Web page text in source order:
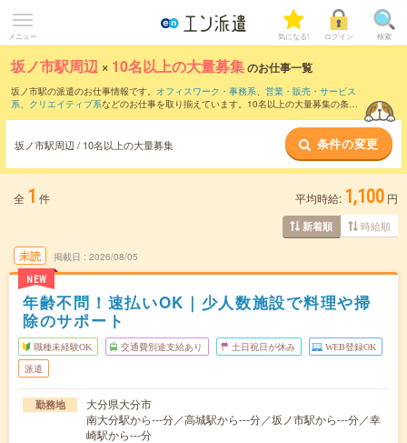
メニュー 気になる! ログイン 検索
坂ノ市駅周辺 × 10名以上の大量募集のお仕事一覧
坂ノ市駅の派遣のお仕事情報です。 オフィスワーク・事務系、 営業・販売・サービス
系、 クリエイティブ系などのお仕事を取り揃えています。10名以上の大量募集の条件
坂ノ市駅周辺 / 10名以上の大量募集 条件の変更
全 1 件 平均時給: 1,100 円
新着順 時給順
未読
NEW
掲載日 2026/08/05
年齢不問！速払いOK｜少人数施設で料理や掃
除のサポート
職種未経験OK 交通費別途支給あり 土日祝日が休み WEB登録OK
派遣
勤務地
大分県大分市
南大分駅から---分／高城駅から---分／坂ノ市駅から---分／幸
崎駅から---分